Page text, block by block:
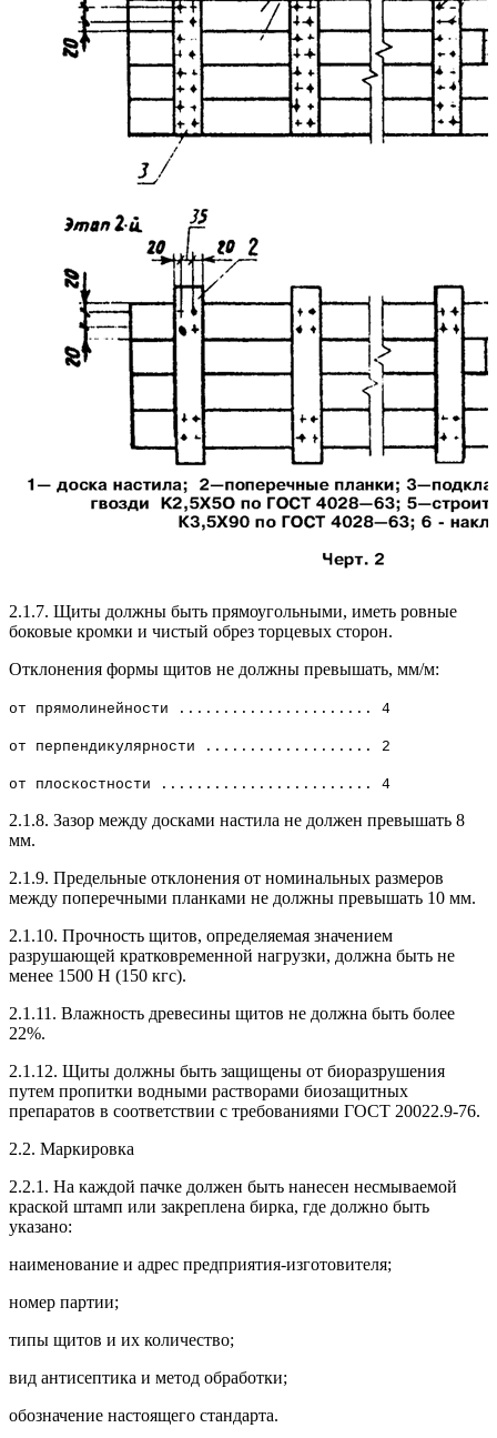
2.1.7. Щиты должны быть прямоугольными, иметь ровные
боковые кромки и чистый обрез торцевых сторон.
Отклонения формы щитов не должны превышать, мм/м:
от прямолинейности ...................... 4
от перпендикулярности ................... 2
от плоскостности ........................ 4
2.1.8. Зазор между досками настила не должен превышать 8
мм.
2.1.9. Предельные отклонения от номинальных размеров
между поперечными планками не должны превышать 10 мм.
2.1.10. Прочность щитов, определяемая значением
разрушающей кратковременной нагрузки, должна быть не
менее 1500 Н (150 кгс).
2.1.11. Влажность древесины щитов не должна быть более
22%.
2.1.12. Щиты должны быть защищены от биоразрушения
путем пропитки водными растворами биозащитных
препаратов в соответствии с требованиями ГОСТ 20022.9-76.
2.2. Маркировка
2.2.1. На каждой пачке должен быть нанесен несмываемой
краской штамп или закреплена бирка, где должно быть
указано:
наименование и адрес предприятия-изготовителя;
номер партии;
типы щитов и их количество;
вид антисептика и метод обработки;
обозначение настоящего стандарта.